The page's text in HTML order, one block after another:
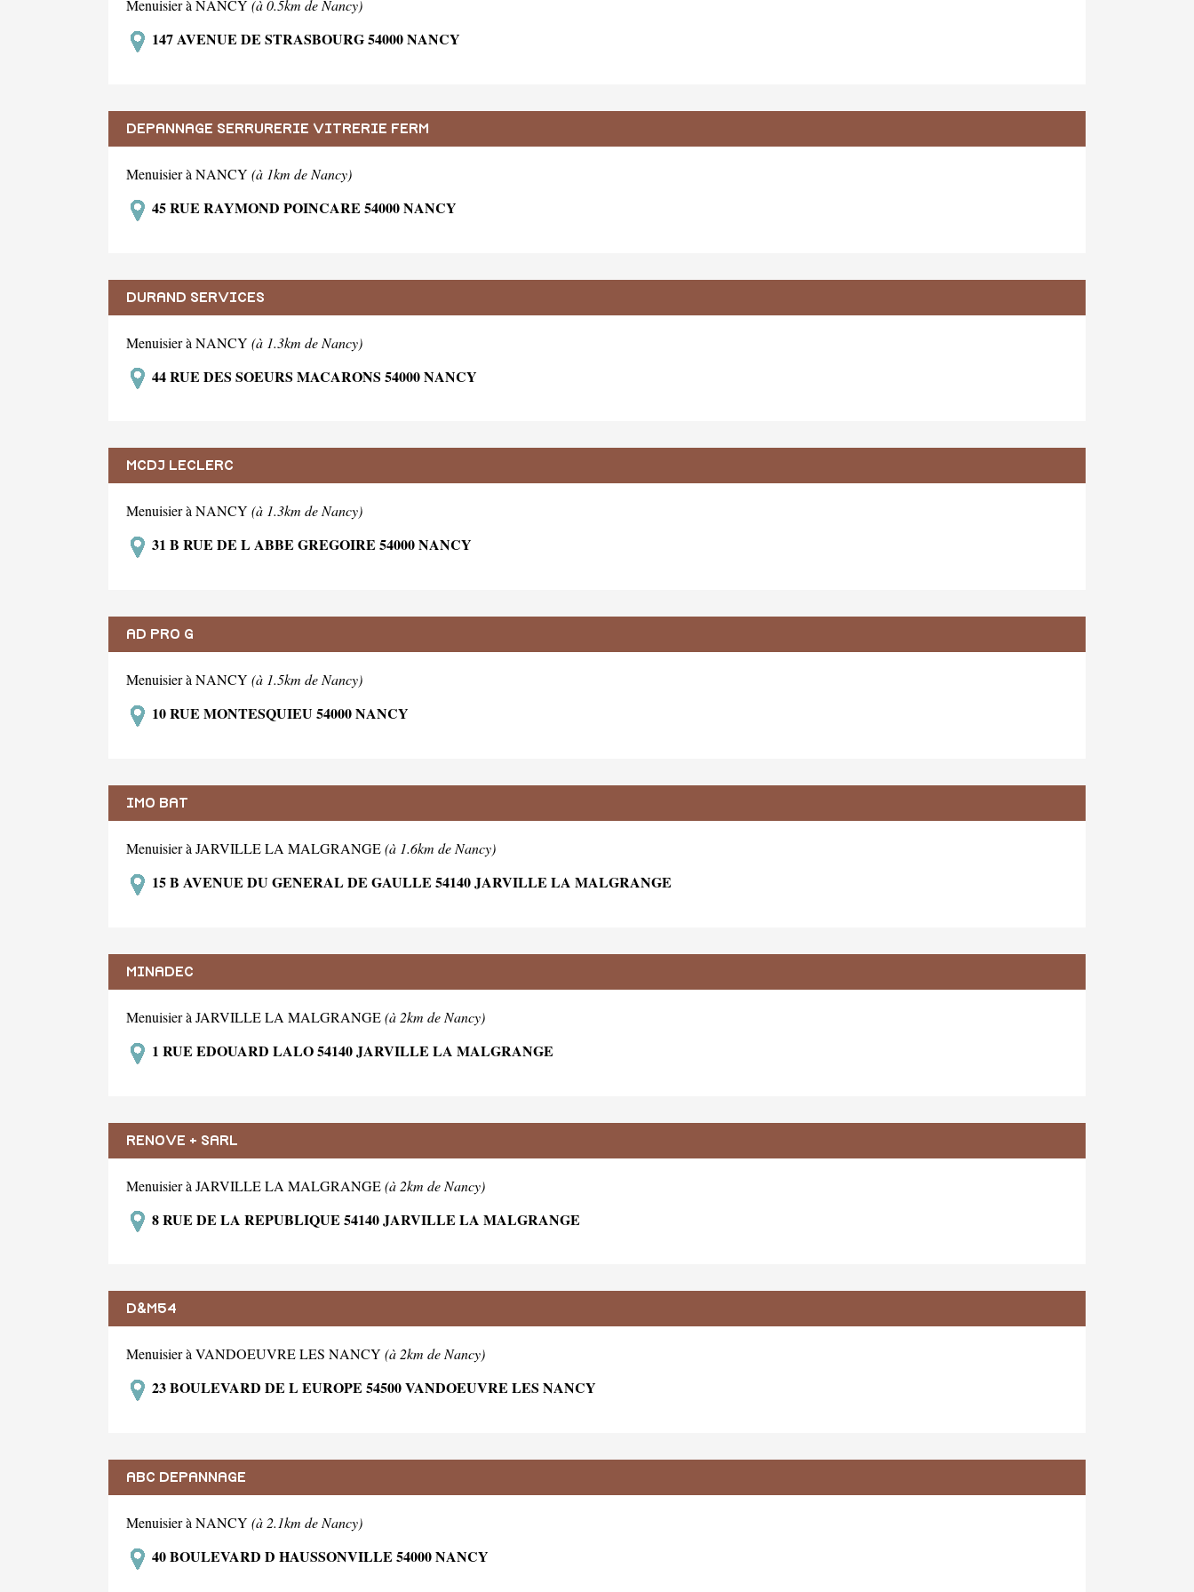
Menuisier à NANCY (à 0.5km de Nancy)
147 AVENUE DE STRASBOURG 54000 NANCY
DEPANNAGE SERRURERIE VITRERIE FERM
Menuisier à NANCY (à 1km de Nancy)
45 RUE RAYMOND POINCARE 54000 NANCY
DURAND SERVICES
Menuisier à NANCY (à 1.3km de Nancy)
44 RUE DES SOEURS MACARONS 54000 NANCY
MCDJ LECLERC
Menuisier à NANCY (à 1.3km de Nancy)
31 B RUE DE L ABBE GREGOIRE 54000 NANCY
AD PRO G
Menuisier à NANCY (à 1.5km de Nancy)
10 RUE MONTESQUIEU 54000 NANCY
IMO BAT
Menuisier à JARVILLE LA MALGRANGE(à 1.6km de Nancy)
15 B AVENUE DU GENERAL DE GAULLE 54140 JARVILLE LA MALGRANGE
MINADEC
Menuisier à JARVILLE LA MALGRANGE(à 2km de Nancy)
1 RUE EDOUARD LALO 54140 JARVILLE LA MALGRANGE
RENOVE + SARL
Menuisier à JARVILLE LA MALGRANGE(à 2km de Nancy)
8 RUE DE LA REPUBLIQUE 54140 JARVILLE LA MALGRANGE
D&M54
Menuisier à VANDOEUVRE LES NANCY (à 2km de Nancy)
23 BOULEVARD DE L EUROPE 54500 VANDOEUVRE LES NANCY
ABC DEPANNAGE
Menuisier à NANCY (à 2.1km de Nancy)
40 BOULEVARD D HAUSSONVILLE 54000 NANCY